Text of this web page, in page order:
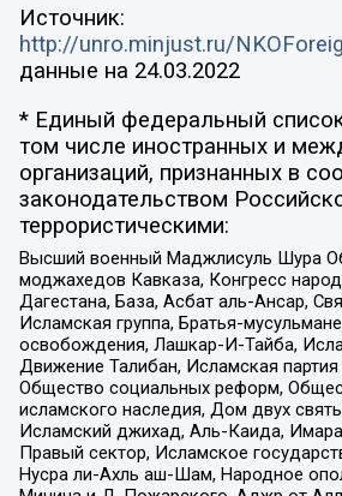
Источник:
http://unro.minjust.ru/
данные на 24.03.2022
* Единый федеральный
том числе иностранных и
организаций, признанных в
законодательством
террористическими:
Высший военный Маджлисуль Шура
моджахедов Кавказа, Конгресс
Дагестана, База, Асбат аль-Ансар,
Исламская группа, Братья-
освобождения, Лашкар-И-Тайба,
Движение Талибан, Исламская партия
Общество социальных реформ,
исламского наследия, Дом двух
Исламский джихад, Аль-Каида,
Правый сектор, Исламское
Нусра ли-Ахль аш-Шам, Народное